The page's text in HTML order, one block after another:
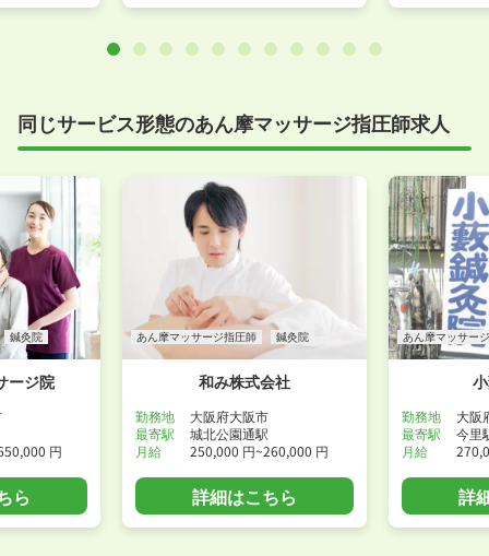
同じサービス形態のあん摩マッサージ指圧師求人
鍼灸院
ージ院
円
ら
あん摩マッサージ指圧師 鍼灸院
和み株式会社
勤務地
大阪府大阪市
最寄駅
城北公園通駅
月給
250,000 円~260,000 円
詳細はこちら
あん摩マッサー
勤務地
大阪
最寄駅
今里
月給
詳